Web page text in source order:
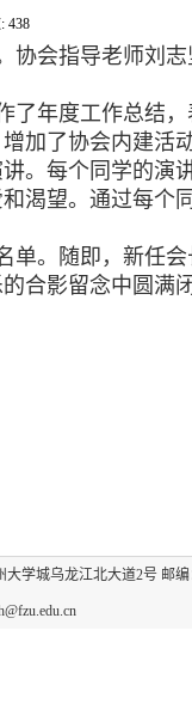
438
协会指导老师刘
年度工作总结，
加了协会内建活
。每个同学的演
渴望。通过每个
。随即，新任
合影留念中圆满
大学城乌龙江北大道2号 邮编